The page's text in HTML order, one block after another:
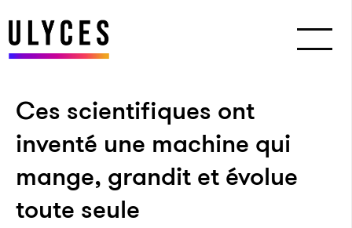
Ces scientifiques ont
inventé une machine qui
mange, grandit et évolue
toute seule